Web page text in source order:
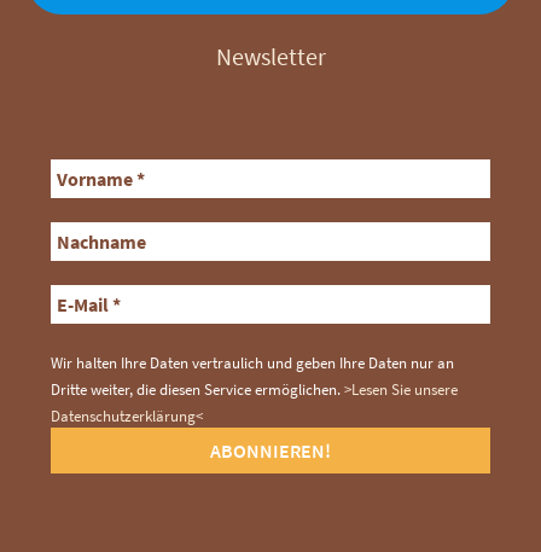
Newsletter
Wir halten Ihre Daten vertraulich und geben Ihre Daten nur an
Dritte weiter, die diesen Service ermöglichen.>Lesen Sie unsere
Datenschutzerklärung<